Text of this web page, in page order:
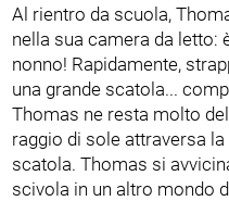
Al rientro da scuola,
nella sua camera da letto:
nonno! Rapidamente,
una grande scatola...
Thomas ne resta molto
raggio di sole attraversa
scatola. Thomas si
scivola in un altro mondo